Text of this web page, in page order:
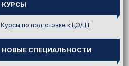
КУРСЫ
Курсы по подготовке к ЦЭ/ЦТ
НОВЫЕ СПЕЦИАЛЬНОСТИ